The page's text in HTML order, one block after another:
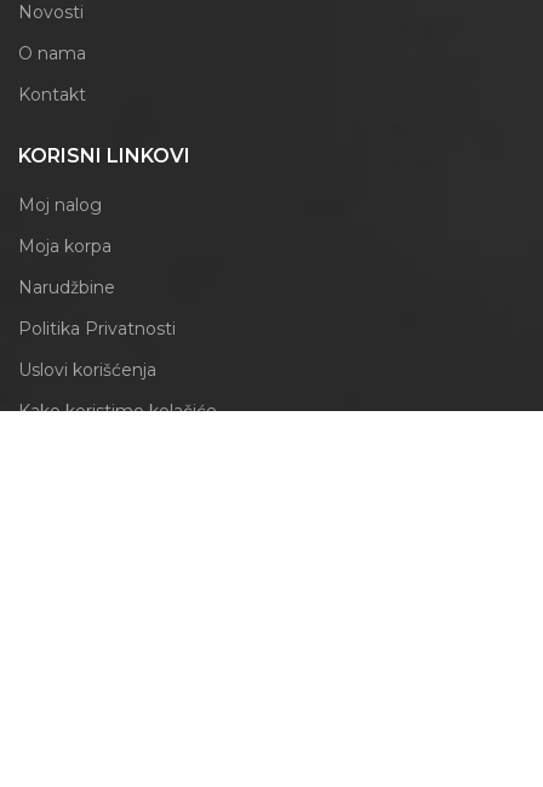
Novosti
O nama
Kontakt
KORISNI LINKOVI
Moj nalog
Moja korpa
Narudžbine
Politika Privatnosti
Uslovi korišćenja
Kako koristimo kolačiće